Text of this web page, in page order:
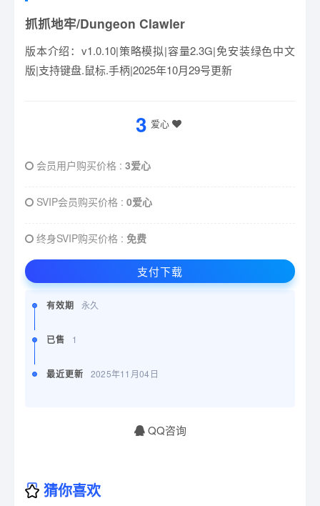
抓抓地牢/Dungeon Clawler
版本介绍：v1.0.10|策略模拟|容量2.3G|免安装绿色中文
版|支持键盘.鼠标.手柄|2025年10月29号更新
3 爱心
会员用户购买价格 : 3爱心
SVIP会员购买价格 : 0爱心
终身SVIP购买价格 : 免费
支付下载
有效期 永久
已售 1
最近更新 2025年11月04日
QQ咨询
猜你喜欢